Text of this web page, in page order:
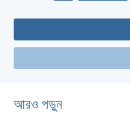
আরও পড়ুন